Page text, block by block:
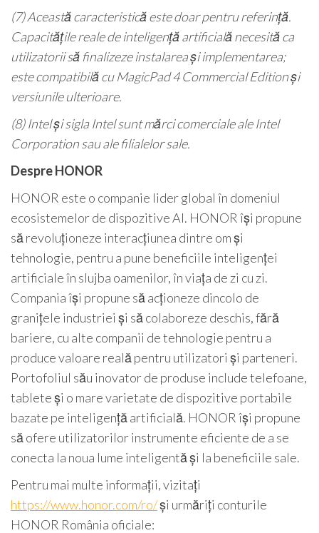
(7) Această caracteristică este doar pentru referință.
Capacitățile reale de inteligență artificială necesită ca
utilizatorii să finalizeze instalarea și implementarea;
este compatibilă cu MagicPad 4 Commercial Edition și
versiunile ulterioare.
(8) Intel și sigla Intel sunt mărci comerciale ale Intel
Corporation sau ale filialelor sale.
Despre HONOR
HONOR este o companie lider global în domeniul
ecosistemelor de dispozitive AI. HONOR își propune
să revoluționeze interacțiunea dintre om și
tehnologie, pentru a pune beneficiile inteligenței
artificiale în slujba oamenilor, în viața de zi cu zi.
Compania își propune să acționeze dincolo de
granițele industriei și să colaboreze deschis, fără
bariere, cu alte companii de tehnologie pentru a
produce valoare reală pentru utilizatori și parteneri.
Portofoliul său inovator de produse include telefoane,
tablete și o mare varietate de dispozitive portabile
bazate pe inteligență artificială. HONOR își propune
să ofere utilizatorilor instrumente eficiente de a se
conecta la noua lume inteligentă și la beneficiile sale.
Pentru mai multe informații, vizitați
https://www.honor.com/ro/și urmăriți conturile
HONOR România oficiale: